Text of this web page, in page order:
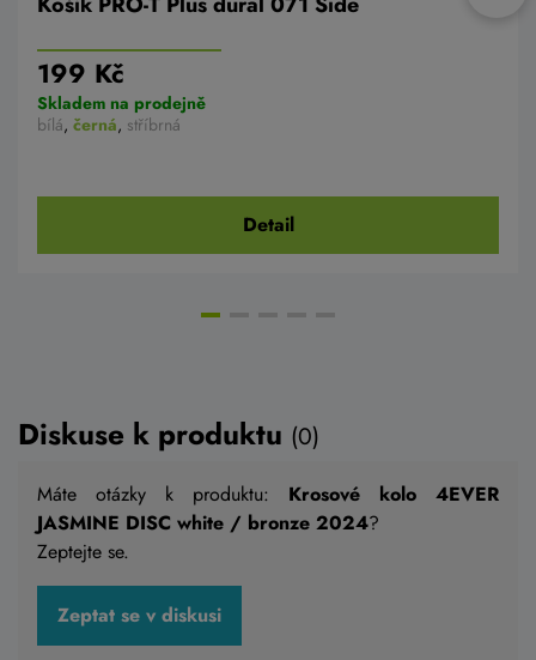
199 Kč
Skladem na prodejně
bílá, černá, stříbrná
Detail
Krosové kolo 4EVER JASMINE DISC white /
bronze 2024
Diskuse k produktu (0)
Máte otázky k produktu: Krosové kolo 4EVER
JASMINE DISC white / bronze 2024?
Zeptejte se.
Zeptat se v diskusi